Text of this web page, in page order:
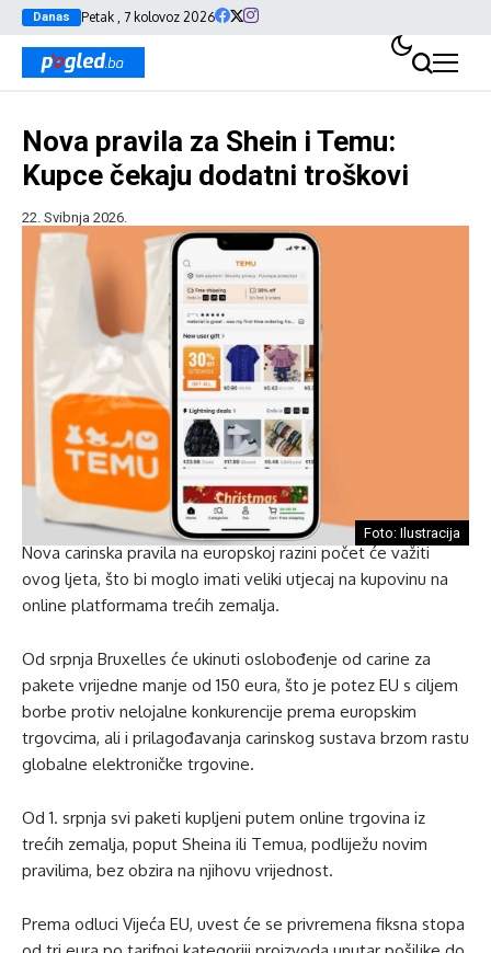
Danas Petak , 7 kolovoz 2026
Nova pravila za Shein i Temu:
Kupce čekaju dodatni troškovi
22. Svibnja 2026.
Foto: Ilustracija
Nova carinska pravila na europskoj razini počet će važiti
ovog ljeta, što bi moglo imati veliki utjecaj na kupovinu na
online platformama trećih zemalja.
Od srpnja Bruxelles će ukinuti oslobođenje od carine za
pakete vrijedne manje od 150 eura, što je potez EU s ciljem
borbe protiv nelojalne konkurencije prema europskim
trgovcima, ali i prilagođavanja carinskog sustava brzom rastu
globalne elektroničke trgovine.
Od 1. srpnja svi paketi kupljeni putem online trgovina iz
trećih zemalja, poput Sheina ili Temua, podliježu novim
pravilima, bez obzira na njihovu vrijednost.
Prema odluci Vijeća EU, uvest će se privremena fiksna stopa